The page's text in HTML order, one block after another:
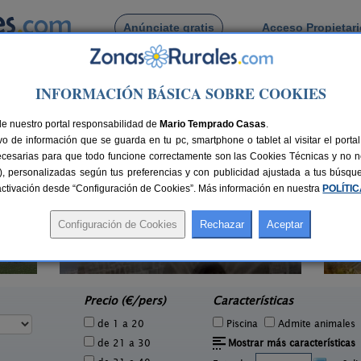
Anúnciate gratis Acceso
Busca por pueblo
Labiano
Casa Rural Haitzetxea
Precio (€/pers)
de 1 a 20
de 21 a 30
Características
Piscina
Admite animales
Mostrar más características
INFORMACIÓN BÁSICA SOBRE COOKIES
nuestro portal responsabilidad de Mario Temprado Casas.
de información que se guarda en tu pc, smartphone o tablet al visitar el
para que todo funcione correctamente son las Cookies Técnicas y no
personalizadas según tus preferencias y con publicidad ajustada a tus
desde “Configuración de Cookies”. Más información en nuestra